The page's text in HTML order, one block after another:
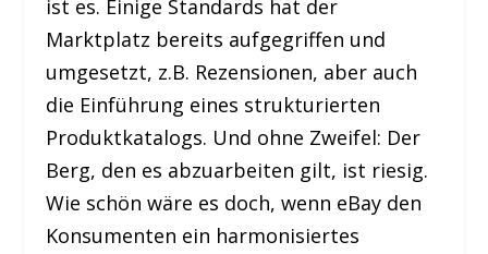
ist es. Einige Standards hat der
Marktplatz bereits aufgegriffen und
umgesetzt, z.B. Rezensionen, aber auch
die Einführung eines strukturierten
Produktkatalogs. Und ohne Zweifel: Der
Berg, den es abzuarbeiten gilt, ist riesig.
Wie schön wäre es doch, wenn eBay den
Konsumenten ein harmonisiertes